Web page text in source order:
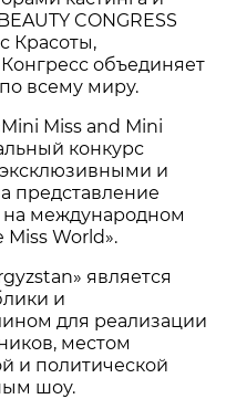
CONGRESS
Красоты,
объединяет
по всему миру.
Miss and Мini
конкурс
и
представление
на международном
Мiss World».
является
и
для реализации
местом
и политической
шоу.